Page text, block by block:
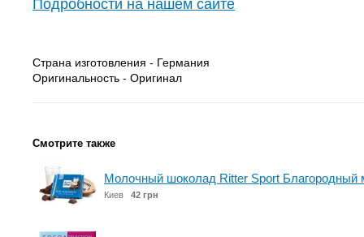
Подробности на нашем сайте
Страна изготовления - Германия
Оригинальность - Оригинал
Смотрите также
Молочный шоколад Ritter Sport Благородный
Киев 42 грн